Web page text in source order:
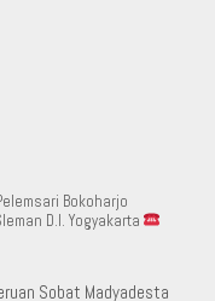
Bokoharjo
D.I. Yogyakarta